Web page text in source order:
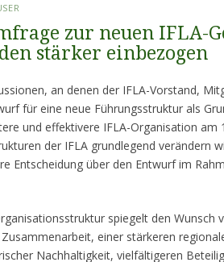
zur neuen IFLA-
stärker einbezogen
an denen der IFLA-Vorstand,
für eine neue Führungsstruktur als
und effektivere IFLA-Organisation am
der IFLA grundlegend verändern
Entscheidung über den Entwurf im
spiegelt den Wunsch
einer stärkeren
Nachhaltigkeit, vielfältigeren